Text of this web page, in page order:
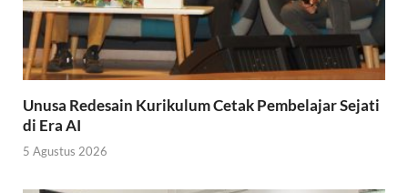
Unusa Redesain Kurikulum Cetak Pembelajar Sejati
di Era AI
5 Agustus 2026